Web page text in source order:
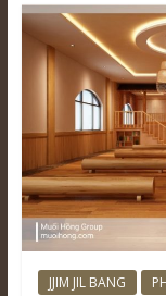
JJIM JIL BANG